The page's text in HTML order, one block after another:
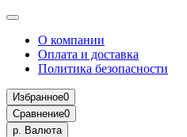
О компании
Оплата и доставка
Политика безопасности
Избранное0
Сравнение0
р. Валюта